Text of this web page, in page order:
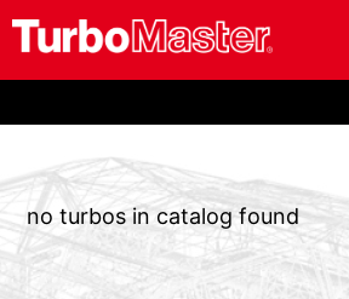
no turbos in catalog found